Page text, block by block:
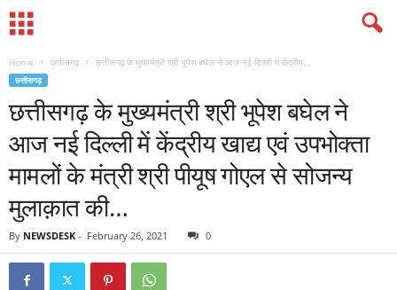
Home छत्तीसगढ़ छत्तीसगढ़ के मुख्यमंत्री श्री भूपेश बघेल ने आज नई दिल्ली में केंद्रीय...
छत्तीसगढ़
छत्तीसगढ़ के मुख्यमंत्री श्री भूपेश बघेल ने
आज नई दिल्ली में केंद्रीय खाद्य एवं उपभोक्ता
मामलों के मंत्री श्री पीयूष गोएल से सोजन्य
मुलाक़ात की…
By NEWSDESK - February 26, 2021 0